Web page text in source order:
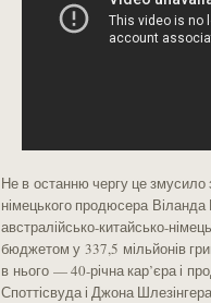
Не в останню чергу це
німецького продюсера
австралійсько-китайсько-
бюджетом у 337,5 мільйонів
в нього — 40-річна кар’єра і
Споттісвуда і Джона